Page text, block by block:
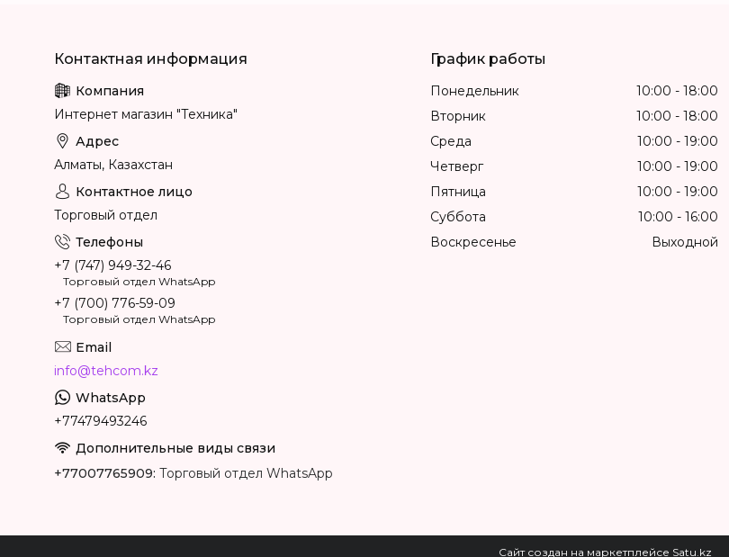
Интернет магазин "Техника"
Алматы, Казахстан
Торговый отдел
+7 (747) 949-32-46
Торговый отдел WhatsApp
+7 (700) 776-59-09
Торговый отдел WhatsApp
info@tehcom.kz
+77479493246
+77007765909 Торговый отдел WhatsApp
График работы
Понедельник 10:00
18:00
Вторник
10:00
18:00
Среда
10:00
19:00
Четверг
10:00
19:00
Пятница
10:00
19:00
Суббота
10:00
16:00
Воскресенье
Выходной
Сайт создан на маркетплейсе Satu.kz